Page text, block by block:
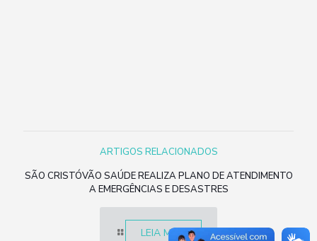
ARTIGOS RELACIONADOS
SÃO CRISTÓVÃO SAÚDE REALIZA PLANO DE ATENDIMENTO
A EMERGÊNCIAS E DESASTRES
LEIA MAIS